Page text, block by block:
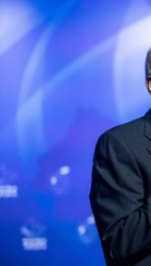
Poplach!
redaktor a editor